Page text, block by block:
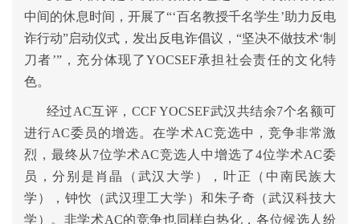
中间的休息时间，开展了“‘百名教授千名学生’助力反电
诈行动”启动仪式，发出反电诈倡议，“坚决不做技术‘制
刀者’”，充分体现了YOCSEF承担社会责任的文化特
色。
经过AC互评，CCF YOCSEF武汉共结余7个名额可
进行AC委员的增选。在学术AC竞选中，竞争非常激
烈，最终从7位学术AC竞选人中增选了4位学术AC委
员，分别是肖晶（武汉大学），叶正（中南民族大
学），钟忺（武汉理工大学）和朱子奇（武汉科技大
学）。非学术AC的竞争也同样白热化，各位候选人纷